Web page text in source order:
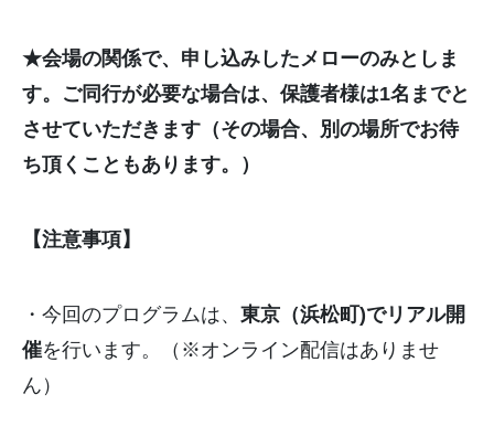
★会場の関係で、申し込みしたメローのみとしま
す。ご同行が必要な場合は、保護者様は1名までと
させていただきます（その場合、別の場所でお待
ち頂くこともあります。）
【注意事項】
・今回のプログラムは、 東京（浜松町)でリアル開
催を行います。（※オンライン配信はありませ
ん）